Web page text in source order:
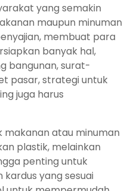
yang semakin
maupun minuman
membuat para
banyak hal,
bangunan, surat-
pasar, strategi untuk
juga harus
makanan atau minuman
plastik, melainkan
penting untuk
yang sesuai